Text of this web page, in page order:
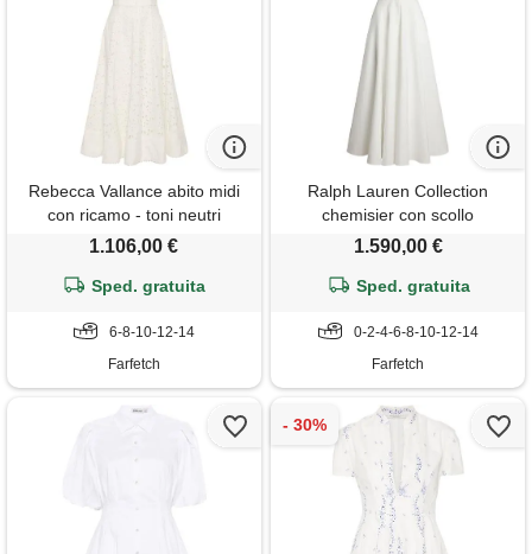
Rebecca Vallance abito midi
con ricamo - toni neutri
1.106,00 €
Sped. gratuita
6-8-10-12-14
Farfetch
Ralph Lauren Collection
chemisier con scollo
all'americana - bianco
1.590,00 €
Sped. gratuita
0-2-4-6-8-10-12-14
Farfetch